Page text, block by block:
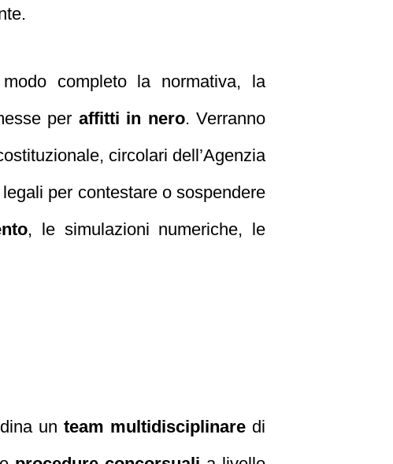
completo la normativa, la
per affitti in nero. Verranno
circolari dell’Agenzia
per contestare o sospendere
, le simulazioni numeriche, le
un team multidisciplinaredi